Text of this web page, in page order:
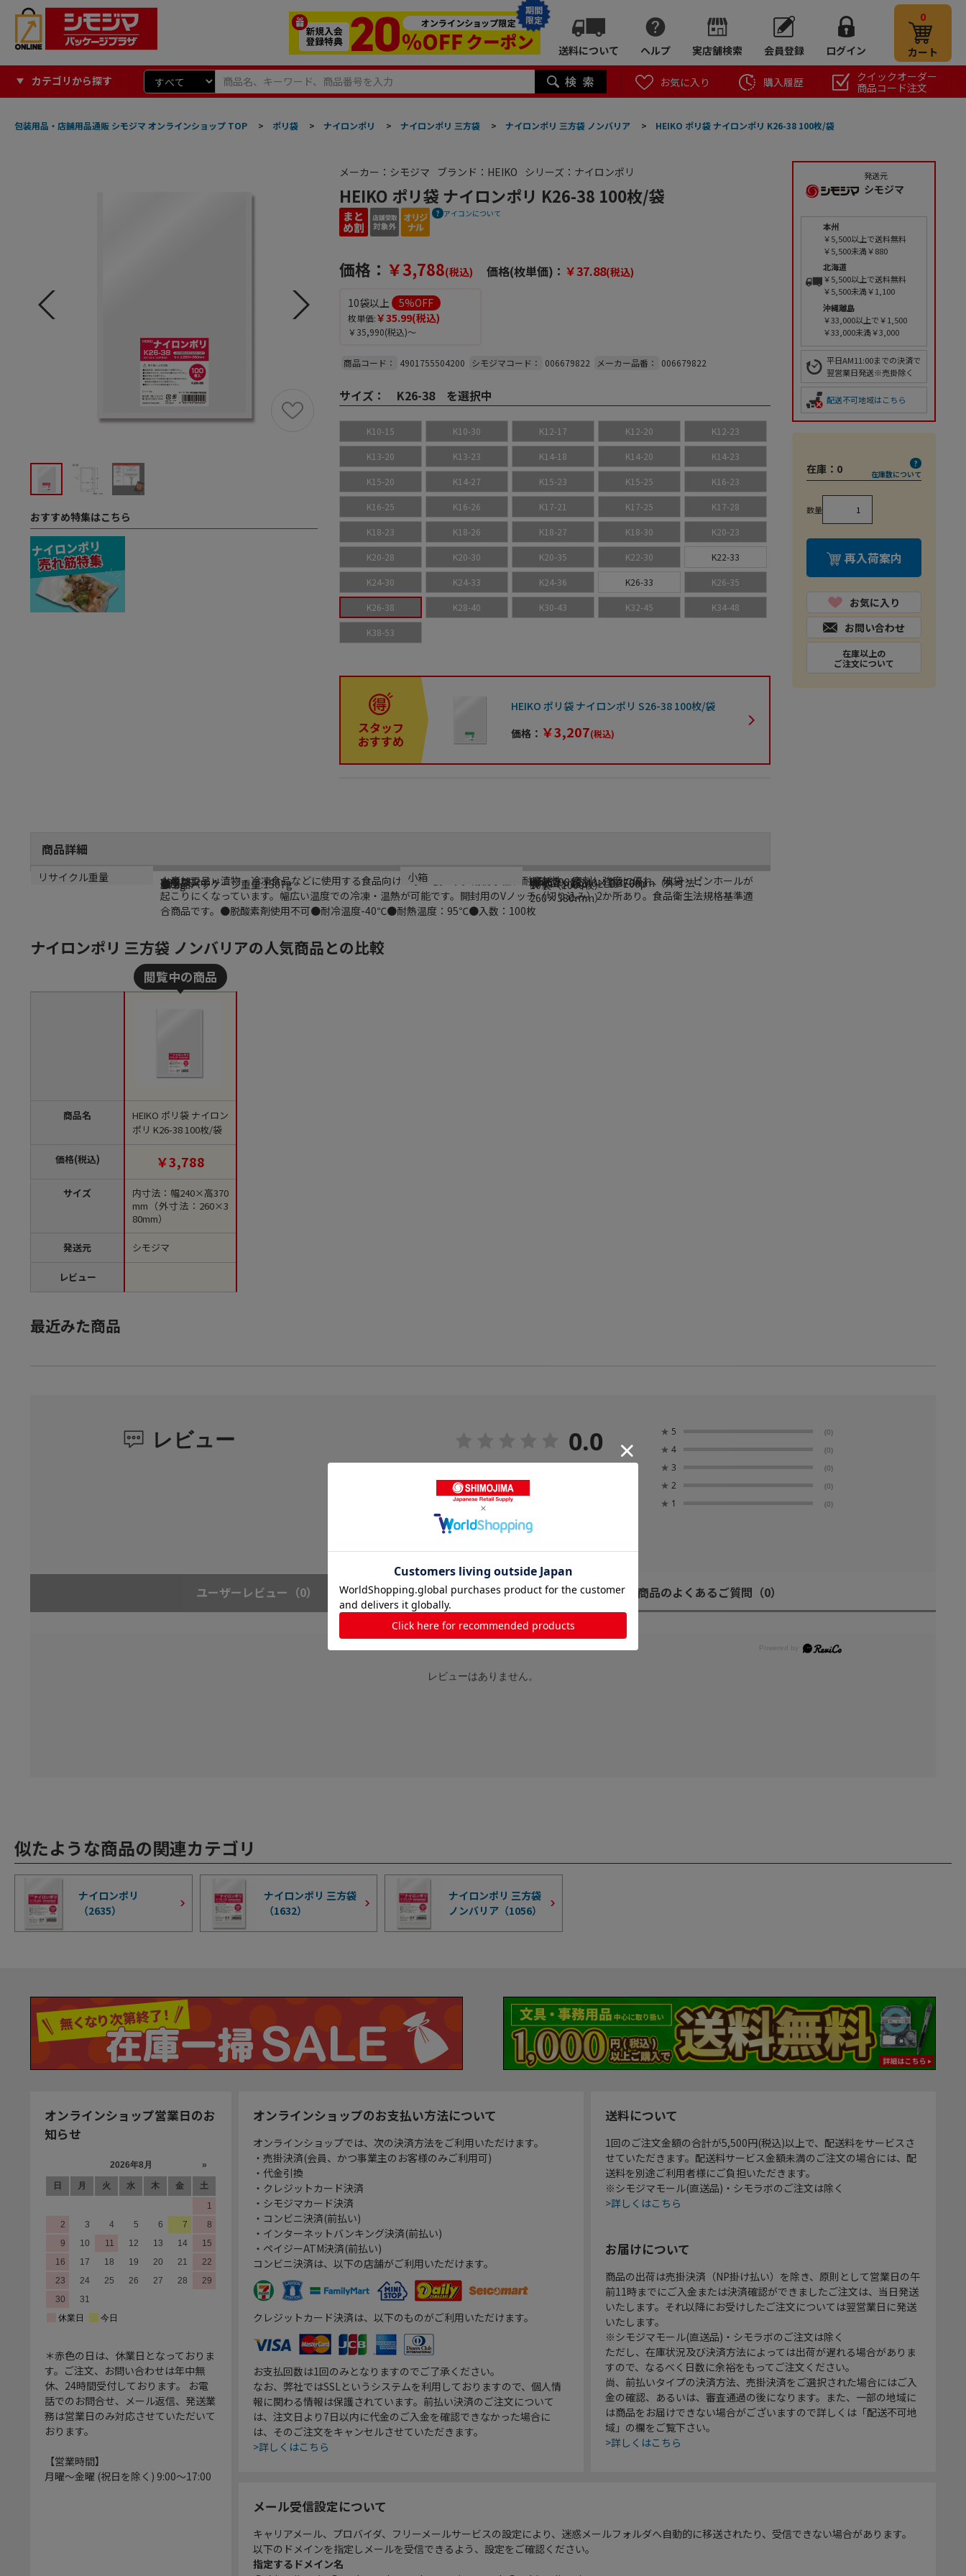
期間
限定
送料について ヘルプ 実店舗検索 会員登録 ログイン
0
カート
カテゴリから探す お気に入り 購入履歴
クイックオーダー
商品コード注文
包装用品・店舗用品通販 シモジマ オンラインショップ TOP > ポリ袋 > ナイロンポリ > ナイロンポリ 三方袋 > ナイロンポリ 三方袋 ノンバリア > HEIKO ポリ袋 ナイロンポリ K26-38 100枚/袋
おすすめ特集はこちら
メーカー：シモジマ ブランド：HEIKO シリーズ：ナイロンポリ
HEIKO ポリ袋 ナイロンポリ K26-38 100枚/袋
アイコンについて
価格： ￥3,788(税込) 価格(枚単価)： ￥37.88(税込)
10袋以上 5%OFF
枚単価:￥35.99(税込)
￥35,990(税込)～
商品コード： 4901755504200 シモジマコード： 006679822 メーカー品番： 006679822
サイズ： K26-38 を選択中
K10-15 K10-30 K12-17 K12-20 K12-23
K13-20 K13-23 K14-18 K14-20 K14-23
K15-20 K14-27 K15-23 K15-25 K16-23
K16-25 K16-26 K17-21 K17-25 K17-28
K18-23 K18-26 K18-27 K18-30 K20-23
K20-28 K20-30 K20-35 K22-30 K22-33
K24-30 K24-33 K24-36 K26-33 K26-35
K26-38 K28-40 K30-43 K32-45 K34-48
K38-53
スタッフ
おすすめ
HEIKO ポリ袋 ナイロンポリ S26-38 100枚/袋
価格： ￥3,207(税込)
商品詳細
商品説明
水産加工品・漬物・冷凍食品などに使用する食品向けのポリ袋です。耐衝撃性、耐摩耗性、突刺し強度に優れ、破袋・ピンホールが
起こりにくなっています。幅広い温度での冷凍・温熱が可能です。開封用のVノッチ（切り込み）2か所あり。食品衛生法規格基準適
合商品です。●脱酸素剤使用不可●耐冷温度-40℃●耐熱温度：95℃●入数：100枚
メーカー名
シモジマ
ブランド名
HEIKO
シリーズ名
ナイロンポリ
メーカー品番
006679822
規格
K26-38
サイズ
内寸法：幅240×高370mm（外寸法：
260×380mm）
カラー
透明
材質
ナイロン15μ／LLDPE60μ
重量
●単品パッケージ重量:1507g
生産国
タイ
リサイクル重量
14.3g
小箱
10袋（1000枚）
発送元
シモジマ
本州
￥5,500以上で送料無料
￥5,500未満￥880
北海道
￥5,500以上で送料無料
￥5,500未満￥1,100
沖縄離島
￥33,000以上で￥1,500
￥33,000未満￥3,000
平日AM11:00までの決済で
翌営業日発送※売掛除く
配送不可地域はこちら
在庫： 0 在庫数について
数量
再入荷案内
お気に入り
お問い合わせ
在庫以上の
ご注文について
ナイロンポリ 三方袋 ノンバリアの人気商品との比較
商品名
価格(税込)
サイズ
発送元
レビュー
HEIKO ポリ袋 ナイロン
ポリ K26-38 100枚/袋
￥3,788
内寸法：幅240×高370
mm（外寸法：260×3
80mm）
シモジマ
最近みた商品
レビュー 0.0 ★ 5 (0)
★ 4 (0)
★ 3 (0)
★ 2 (0)
★ 1 (0)
ユーザーレビュー （0） 商品のよくあるご質問 （0）
レビューはありません。
似たような商品の関連カテゴリ
ナイロンポリ
（2635）
ナイロンポリ 三方袋
（1632）
ナイロンポリ 三方袋
ノンバリア（1056）
オンラインショップ営業日のお
知らせ
＊赤色の日は、休業日となっておりま
す。ご注文、お問い合わせは年中無
休、24時間受付しております。 お電
話でのお問合せ、メール返信、発送業
務は営業日のみ対応させていただいて
おります。
【営業時間】
月曜～金曜 (祝日を除く) 9:00～17:00
オンラインショップのお支払い方法について
オンラインショップでは、次の決済方法をご利用いただけます。
・売掛決済(会員、かつ事業主のお客様のみご利用可)
・代金引換
・クレジットカード決済
・シモジマカード決済
・コンビニ決済(前払い)
・インターネットバンキング決済(前払い)
・ペイジーATM決済(前払い)
コンビニ決済は、以下の店舗がご利用いただけます。
クレジットカード決済は、以下のものがご利用いただけます。
お支払回数は1回のみとなりますのでご了承ください。
なお、弊社ではSSLというシステムを利用しておりますので、個人情
報に関わる情報は保護されています。前払い決済のご注文について
は、注文日より7日以内に代金のご入金を確認できなかった場合に
は、そのご注文をキャンセルさせていただきます。
>詳しくはこちら
送料について
1回のご注文金額の合計が5,500円(税込)以上で、配送料をサービスさ
せていただきます。配送料サービス金額未満のご注文の場合には、配
送料を別途ご利用者様にご負担いただきます。
※シモジマモール(直送品)・シモラボのご注文は除く
>詳しくはこちら
お届けについて
商品の出荷は売掛決済（NP掛け払い）を除き、原則として営業日の午
前11時までにご入金または決済確認ができましたご注文は、当日発送
いたします。それ以降にお受けしたご注文については翌営業日に発送
いたします。
※シモジマモール(直送品)・シモラボのご注文は除く
ただし、在庫状況及び決済方法によっては出荷が遅れる場合がありま
すので、なるべく日数に余裕をもってご注文ください。
尚、前払いタイプの決済方法、売掛決済をご選択された場合にはご入
金の確認、あるいは、審査通過の後になります。また、一部の地域に
は商品をお届けできない場合がございますので詳しくは「配送不可地
域」の欄をご覧下さい。
>詳しくはこちら
メール受信設定について
キャリアメール、プロバイダ、フリーメールサービスの設定により、迷惑メールフォルダへ自動的に移送されたり、受信できない場合があります。
以下のドメインを指定しメールを受信できるよう、設定をご確認ください。
指定するドメイン名